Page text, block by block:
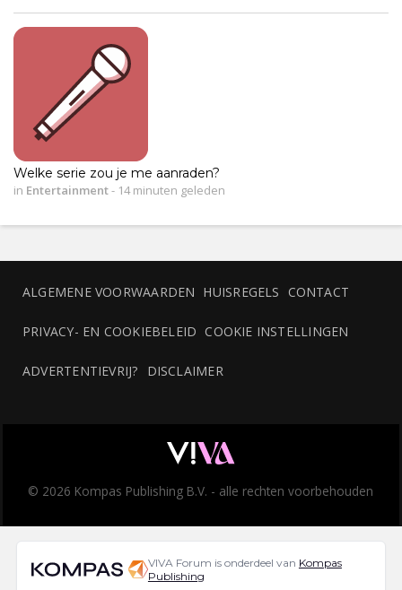
Welke serie zou je me aanraden?
in Entertainment- 14 minuten geleden
ALGEMENE VOORWAARDEN HUISREGELS CONTACT
PRIVACY- EN COOKIEBELEID COOKIE INSTELLINGEN
ADVERTENTIEVRIJ? DISCLAIMER
© 2026 Kompas Publishing B.V. - alle rechten voorbehouden
VIVA Forum is onderdeel van Kompas
Publishing